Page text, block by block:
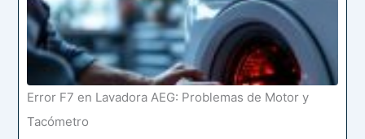
Error F7 en Lavadora AEG: Problemas de Motor y
Tacómetro